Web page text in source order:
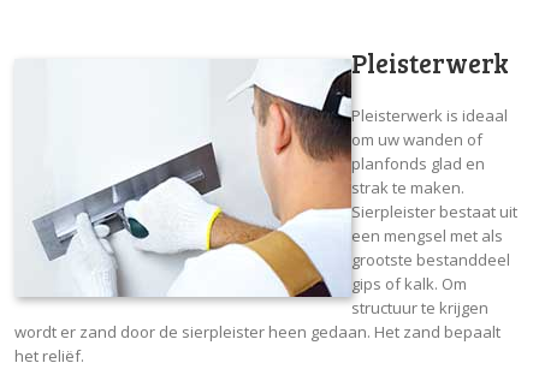
Pleisterwerk
Pleisterwerk is ideaal
om uw wanden of
planfonds glad en
strak te maken.
Sierpleister bestaat uit
een mengsel met als
grootste bestanddeel
gips of kalk. Om
structuur te krijgen
wordt er zand door de sierpleister heen gedaan. Het zand bepaalt
het reliëf.